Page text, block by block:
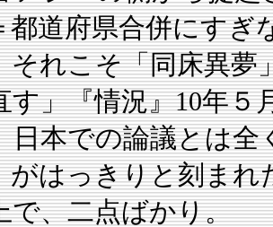
都道府県合併にすぎ
それこそ「同床異夢
す」『情況』10年
日本での論議とは全
がはっきりと刻まれ
、二点ばかり。